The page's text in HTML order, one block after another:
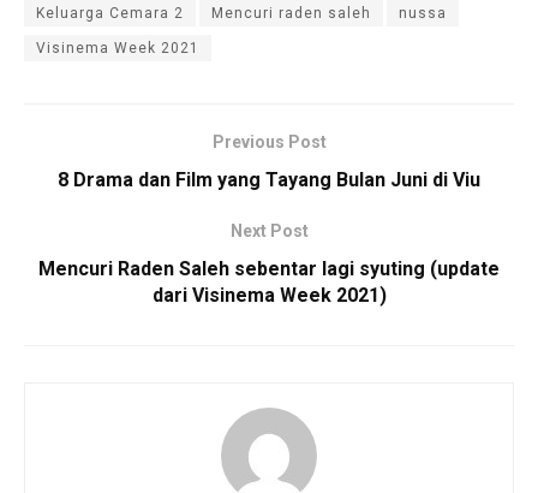
Keluarga Cemara 2 Mencuri raden saleh nussa
Visinema Week 2021
Previous Post
8 Drama dan Film yang Tayang Bulan Juni di Viu
Next Post
Mencuri Raden Saleh sebentar lagi syuting (update
dari Visinema Week 2021)